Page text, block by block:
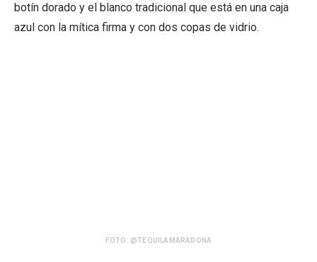
botín dorado y el blanco tradicional que está en una caja
azul con la mítica firma y con dos copas de vidrio.
FOTO: @TEQUILAMARADONA